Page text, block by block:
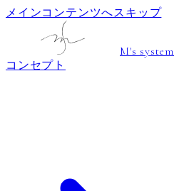
メインコンテンツへスキップ
M's system
コンセプト